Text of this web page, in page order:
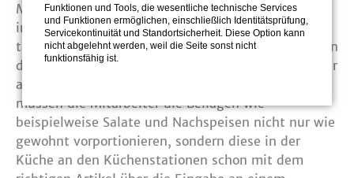
Minuten. Jede einzelne Übergabestation bekommt
in diesem Zug die Artikelnummer des
tagesaktuellen Gerichts. An dieser Stelle bekommen
die Geschirrteile nämlich die Information, die später
an die Kasse übermittelt werden. Außerdem
müssen die Mitarbeiter die Beilagen wie
beispielweise Salate und Nachspeisen nicht nur wie
gewohnt vorportionieren, sondern diese in der
Küche an den Küchenstationen schon mit dem
Funktionen und Tools, die wesentliche technische Services
und Funktionen ermöglichen, einschließlich Identitätsprüfung,
Servicekontinuität und Standortsicherheit. Diese Option kann
nicht abgelehnt werden, weil die Seite sonst nicht
funktionsfähig ist.